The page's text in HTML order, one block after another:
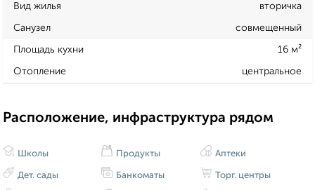
Вид жилья вторичка
Санузел совмещенный
Площадь кухни 16 м²
Отопление центральное
Расположение, инфраструктура рядом
Школы
Дет. сады
Продукты
Банкоматы
Аптеки
Торг. центры